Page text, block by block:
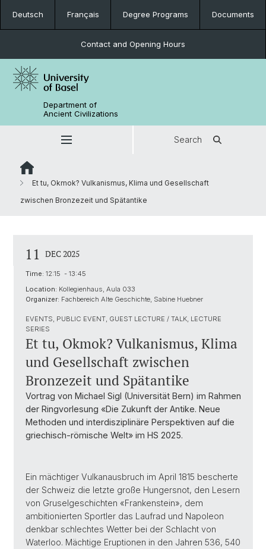
Deutsch Français Degree Programs Documents
Contact and Opening Hours
Department of
Ancient Civilizations
Search
Et tu, Okmok? Vulkanismus, Klima und Gesellschaft
zwischen Bronzezeit und Spätantike
11 DEC 2025
Time: 12:15 - 13:45
Location: Kollegienhaus, Aula 033
Organizer: Fachbereich Alte Geschichte, Sabine Huebner
EVENTS, PUBLIC EVENT, GUEST LECTURE / TALK, LECTURE
SERIES
Et tu, Okmok? Vulkanismus, Klima
und Gesellschaft zwischen
Bronzezeit und Spätantike
Vortrag von Michael Sigl (Universität Bern) im Rahmen
der Ringvorlesung «Die Zukunft der Antike. Neue
Methoden und interdisziplinäre Perspektiven auf die
griechisch-römische Welt» im HS 2025.
Ein mächtiger Vulkanausbruch im April 1815 bescherte
der Schweiz die letzte große Hungersnot, den Lesern
von Gruselgeschichten «Frankenstein», dem
ambitionierten Sportler das Laufrad und Napoleon
denkbar schlechtes Wetter bei der Schlacht von
Waterloo. Mächtige Eruptionen in den Jahren 536, 540